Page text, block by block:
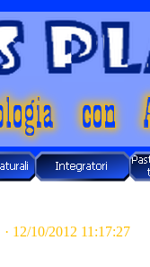
· 12/10/2012 11:17:27